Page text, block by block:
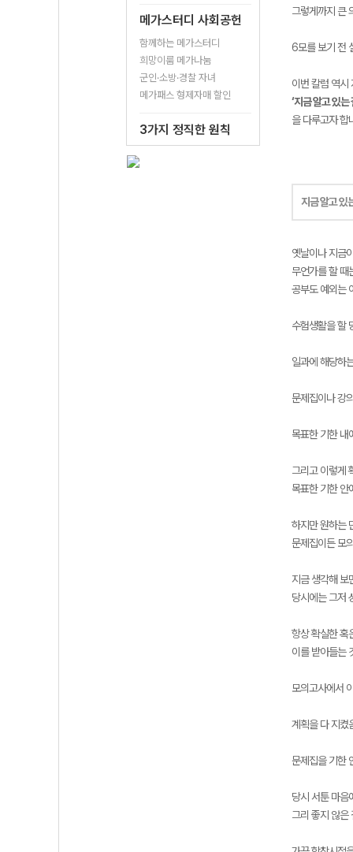
메가스터디 사회공헌
함께하는 메가스터디
희망이룸 메가나눔
군인·소방·경찰 자녀
메가패스 형제자매 할인
3가지 정직한 원칙
그렇게까지 큰
6모를 보기 전
이번 칼럼 역시
‘지금 알고 있는
을 다루고자 합
지금 알고 있
옛날이나 지금
무언가를 할 때
공부도 예외는
수험생활을 할
일과에 해당하
문제집이나 강
목표한 기한 내
그리고 이렇게
목표한 기한 안
하지만 원하는
문제집이든 모
지금 생각해 보
당시에는 그저
항상 확실한 혹
이를 받아들는
모의고사에서
계획을 다 지켰
문제집을 기한
당시 서툰 마음
그리 좋지 않은